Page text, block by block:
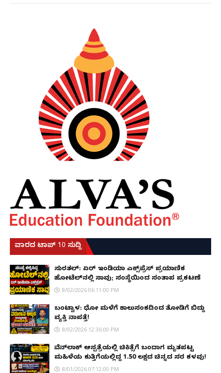
ವಾರದ ಟಾಪ್ 10 ಸುದ್ದಿ
ಸುರತ್ಕಲ್: ಏರ್ ಇಂಡಿಯಾ ಎಕ್ಸ್‌ಪ್ರೆಸ್ ಪ್ರಯಾಣಿಕ
ಹೋಟೆಲ್‌ನಲ್ಲಿ ಸಾವು; ಸಂಸ್ಥೆಯಿಂದ ಸಂತಾಪ ಪ್ರಕಟಣೆ
8/02/2026 06:11:00 PM
ಬಂಟ್ವಾಳ: ಧೋ ಮಳೆಗೆ ಕಾಲುಸಂಕದಿಂದ ತೋಡಿಗೆ ಬಿದ್ದು
ವ್ಯಕ್ತಿ ನಾಪತ್ತೆ!
8/02/2026 12:36:00 PM
ವೆನ್‌ಲಾಕ್ ಆಸ್ಪತ್ರೆಯಲ್ಲಿ ಚಿಕಿತ್ಸೆಗೆ ಬಂದಾಗ ಮೃತಪಟ್ಟ
ಮಹಿಳೆಯ ಕುತ್ತಿಗೆಯಲ್ಲಿದ್ದ ₹1.50 ಲಕ್ಷದ ಚಿನ್ನದ ಸರ ಕಳವು!
8/01/2026 07:12:00 PM